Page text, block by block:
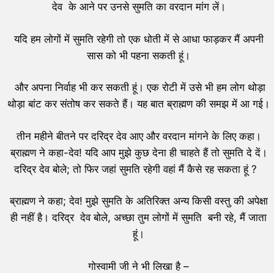
देव के आने पर उनसे सुमति का वरदान मांग लें।
यदि हम लोगों में सुमति रहेगी तो एक धोती में से आधा फाड़कर मैं अपनी
सास को भी पहना सकती हूं।
और अपना निर्वाह भी कर सकती हूं। एक रोटी में उसे भी हम लोग थोड़ा
थोड़ा बांट कर संतोष कर सकते हैं। यह बात ब्राह्मण की समझ में आ गई।
तीन महीने बीतने पर दरिद्र देव आए और वरदान मांगने के लिए कहा।
ब्राह्मण ने कहा-देव! यदि आप मुझे कुछ देना ही चाहते हैं तो सुमति दे दें।
दरिद्र देव बोले; तो फिर जहां सुमति रहेगी वहां मैं कैसे रह सकता हूं ?
ब्राह्मण ने कहा; देव! मुझे सुमति के अतिरिक्त अन्य किसी वस्तु की अपेक्षा
ही नहीं है। दरिद्र देव बोले, अच्छा तुम लोगों में सुमति बनी रहे, मैं जाता
हूं।
गोस्वामी जी ने भी लिखा है –